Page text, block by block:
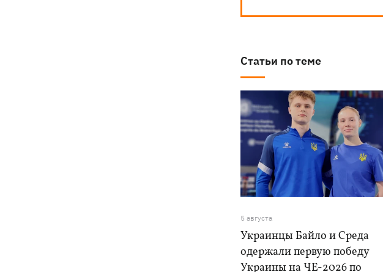
Статьи по теме
5 августа
Украинцы Байло и Среда
одержали первую победу
Украины на ЧЕ-2026 по